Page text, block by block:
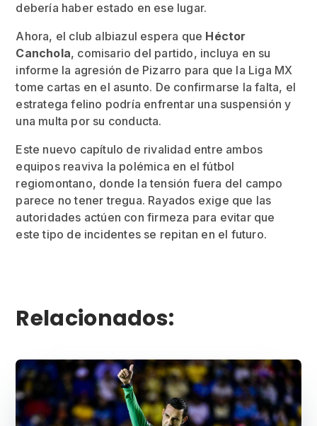
debería haber estado en ese lugar.
Ahora, el club albiazul espera que Héctor
Canchola, comisario del partido, incluya en su
informe la agresión de Pizarro para que la Liga MX
tome cartas en el asunto. De confirmarse la falta, el
estratega felino podría enfrentar una suspensión y
una multa por su conducta.
Este nuevo capítulo de rivalidad entre ambos
equipos reaviva la polémica en el fútbol
regiomontano, donde la tensión fuera del campo
parece no tener tregua. Rayados exige que las
autoridades actúen con firmeza para evitar que
este tipo de incidentes se repitan en el futuro.
Relacionados: